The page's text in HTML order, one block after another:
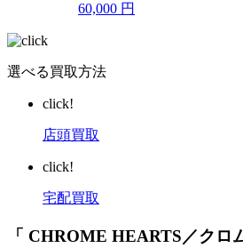
60,000 円
選べる買取方法
click!
店頭買取
click!
宅配買取
「 CHROME HEARTS／クロ